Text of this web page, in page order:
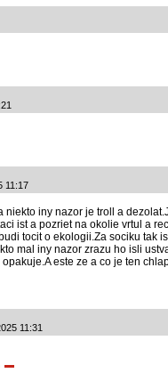
11:17
niekto iny nazor je troll a
ist a pozriet na okolie vrtul a
tocit o ekologii.Za sociku tak
mal iny nazor zrazu ho isli
este ze a co je ten
11:31